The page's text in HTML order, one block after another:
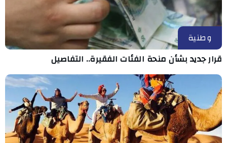
وطنية
قرار جديد بشأن منحة الفئات الفقيرة.. التفاصيل